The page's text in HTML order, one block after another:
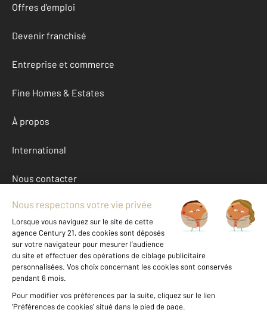
Offres d'emploi
Devenir franchisé
Entreprise et commerce
Fine Homes & Estates
À propos
International
Nous contacter
Mentions légales & CGU et Barèmes d'honoraires
Données personnelles
Gestionnaire des cookies